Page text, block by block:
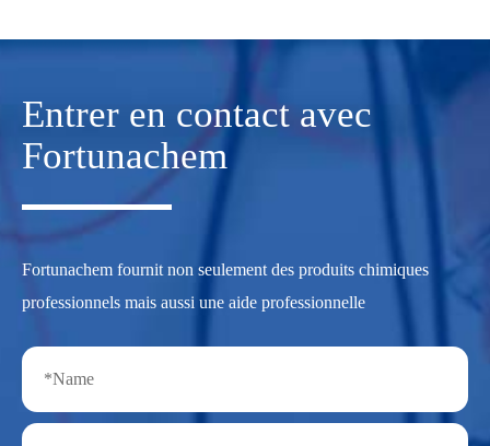
Entrer en contact avec
Fortunachem
Fortunachem fournit non seulement des produits chimiques
professionnels mais aussi une aide professionnelle